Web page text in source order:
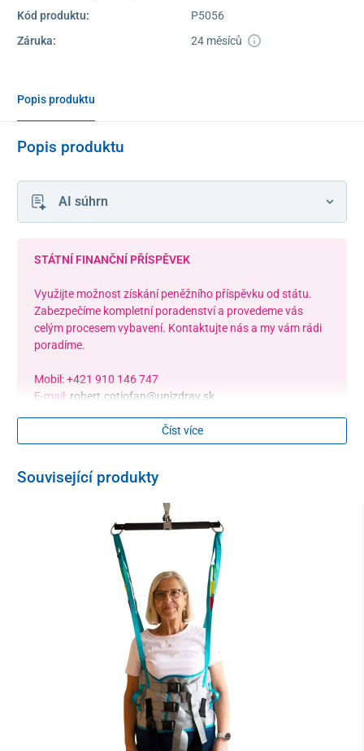
Kód produktu:
P5056
Záruka:
24 měsíců
Popis produktu
Popis produktu
AI súhrn
STÁTNÍ FINANČNÍ PŘÍSPĚVEK
Využijte možnost získání peněžního příspěvku od státu.
Zabezpečíme kompletní poradenství a provedeme vás
celým procesem vybavení. Kontaktujte nás a my vám rádi
poradíme.
Mobil: +421 910 146 747
E-mail: robert.cotiofan@unizdrav.sk
Šikmá schodišťová plošina Mashapředstavuje moderní,
nutnosti asistence. Je ideální volbou pro pacienty na invalidním
vozíku, seniory nebo osoby se sníženou pohyblivostí, které si
nezávislost a svobodu pohybu
Šikmé schodišťové plošiny značky Masha patří mezi
nejtenší modely na trhu
. Splňují přísné evropské normy,
vyznačují se mimořádnou prostorovou úsporností, tichým
plně automatizovaným provozem
Číst více
Související produkty